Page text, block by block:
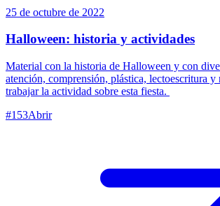
25 de octubre de 2022
Halloween: historia y actividades
Material con la historia de Halloween y con
atención, comprensión, plástica, lectoescritura y
trabajar la actividad sobre esta fiesta.
#153Abrir